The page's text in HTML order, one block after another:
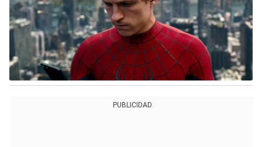
PUBLICIDAD